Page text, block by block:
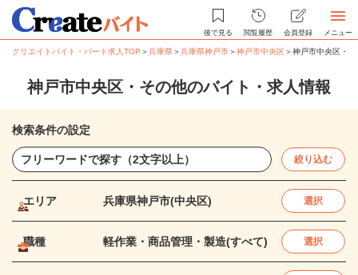
後で見る 閲覧履歴 会員登録 メニュー
クリエイトバイト・パート求人TOP ＞兵庫県＞兵庫県神戸市＞神戸市中央区＞神戸市中央区・
神戸市中央区・その他のバイト・求人情報
検索条件の設定
絞り込む
エリア 兵庫県神戸市(中央区) 選択
職種 軽作業・商品管理・製造(すべて) 選択